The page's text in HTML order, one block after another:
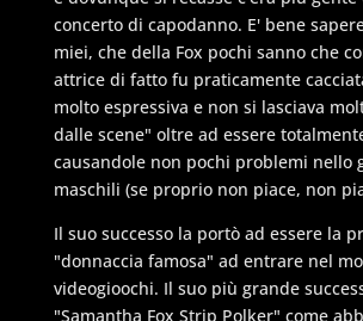
concerto di capodanno. E' bene
miei, che della Fox pochi sanno che
attrice di fatto fu praticamente
molto espressiva e non si lasciava
dalle scene" oltre ad essere
causandole non pochi problemi nello
maschili (se proprio non piace, non
Il suo successo la portò ad essere la
"donnaccia famosa" ad entrare nel
videogioochi. Il suo più grande
"Samantha Fox Strip Polker" come